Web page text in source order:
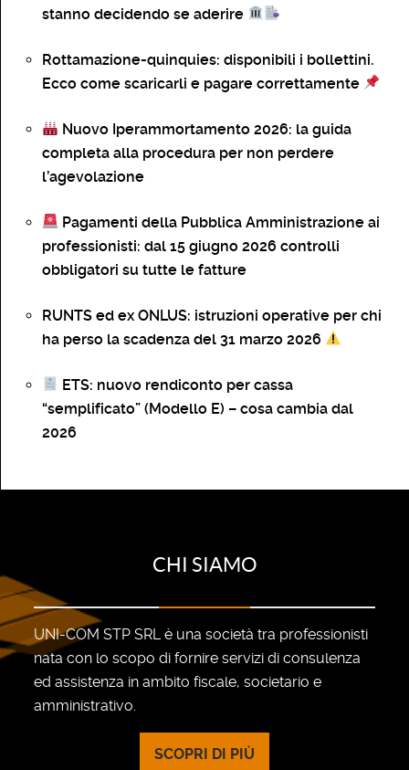
stanno decidendo se aderire
Rottamazione-quinquies: disponibili i bollettini.
Ecco come scaricarli e pagare correttamente
Nuovo Iperammortamento 2026: la guida
completa alla procedura per non perdere
l’agevolazione
Pagamenti della Pubblica Amministrazione ai
professionisti: dal 15 giugno 2026 controlli
obbligatori su tutte le fatture
RUNTS ed ex ONLUS: istruzioni operative per chi
ha perso la scadenza del 31 marzo 2026
ETS: nuovo rendiconto per cassa
“semplificato” (Modello E) – cosa cambia dal
2026
CHI SIAMO
UNI-COM STP SRL è una società tra professionisti
nata con lo scopo di fornire servizi di consulenza
ed assistenza in ambito fiscale, societario e
amministrativo.
SCOPRI DI PIÙ